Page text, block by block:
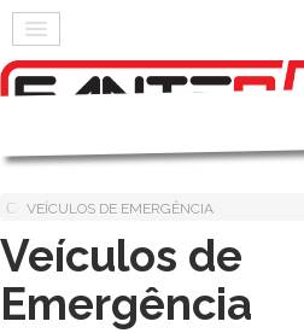
VEÍCULOS DE EMERGÊNCIA
Veículos de
Emergência